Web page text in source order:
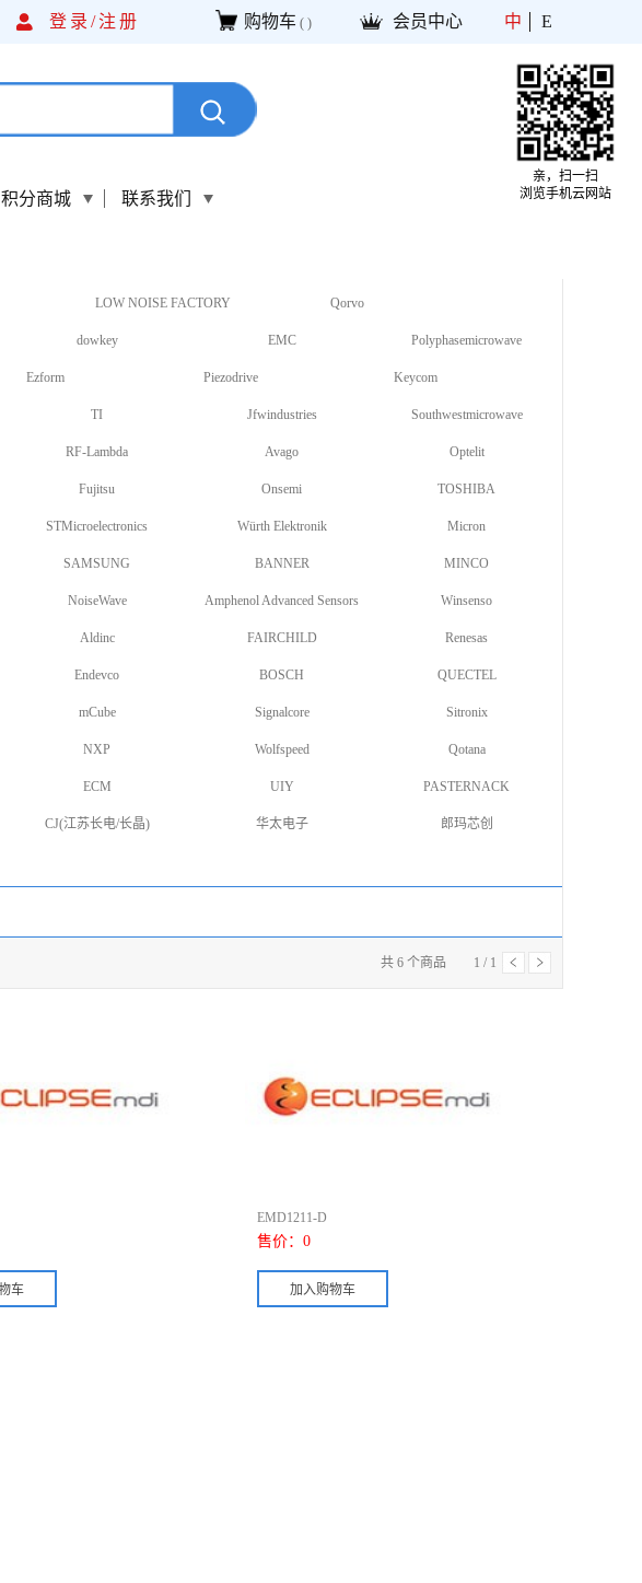
登录/注册 购物车 ( ) 会员中心 中 E
积分商城 联系我们
LOW NOISE FACTORY Qorvo
dowkey EMC Polyphasemicrowave
Ezform Piezodrive Keycom
TI Jfwindustries Southwestmicrowave
RF-Lambda Avago Optelit
Fujitsu Onsemi TOSHIBA
STMicroelectronics Würth Elektronik Micron
SAMSUNG BANNER MINCO
NoiseWave Amphenol Advanced Sensors Winsenso
Aldinc FAIRCHILD Renesas
Endevco BOSCH QUECTEL
mCube Signalcore Sitronix
NXP Wolfspeed Qotana
ECM UIY PASTERNACK
CJ(江苏长电/长晶) 华太电子 郎玛芯创
共 6 个商品 1 / 1
EMD1211-D
售价： 0
亲，扫一扫
浏览手机云网站